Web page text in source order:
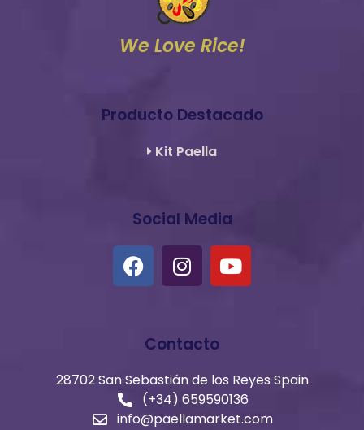
We Love Rice!
Producto Destacado
Kit Paella
Social Media
Contacto
28702 San Sebastián de los Reyes Spain
(+34) 659590136​
info@paellamarket.com